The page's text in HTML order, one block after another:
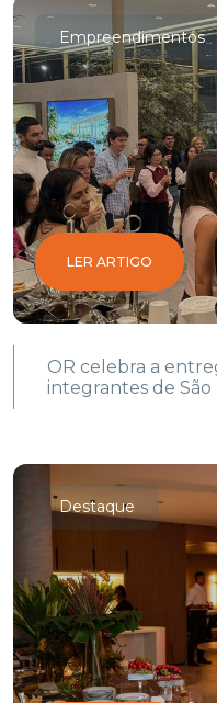
Empreendimentos
LER ARTIGO
OR celebra a
integrantes de São
Destaque